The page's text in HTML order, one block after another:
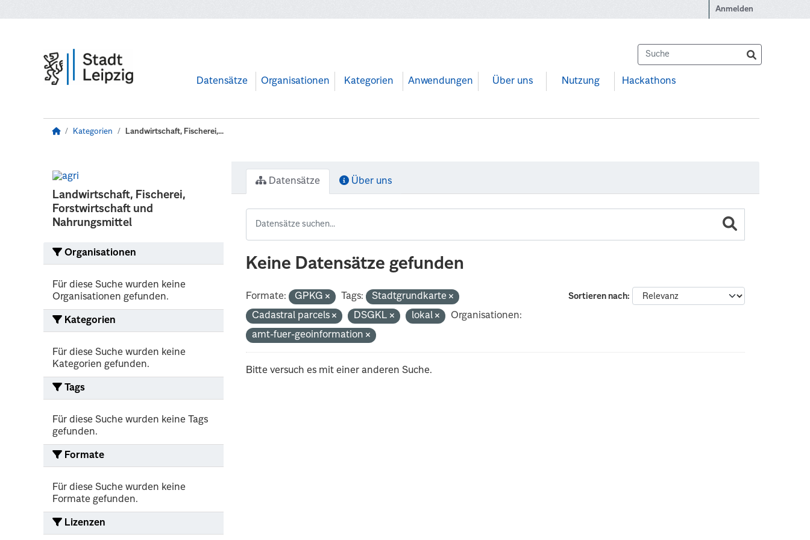
Anmelden
Datensätze Organisationen Kategorien Anwendungen Über uns Nutzung Hackathons
Kategorien Landwirtschaft, Fischerei,...
Landwirtschaft, Fischerei,
Forstwirtschaft und
Nahrungsmittel
Organisationen
Für diese Suche wurden keine
Organisationen gefunden.
Kategorien
Für diese Suche wurden keine
Kategorien gefunden.
Tags
Für diese Suche wurden keine Tags
gefunden.
Formate
Für diese Suche wurden keine
Formate gefunden.
Lizenzen
Datensätze Über uns
Keine Datensätze gefunden
Sortieren nach
Formate: GPKG Tags:
Stadtgrundkarte
Cadastral parcels
DSGKL lokal
Organisationen:
amt-fuer-geoinformation
Bitte versuch es mit einer anderen Suche.